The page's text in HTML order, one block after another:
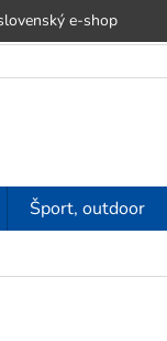
e‑shop
Šport, outdoor